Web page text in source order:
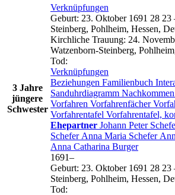
3 Jahre
jüngere
Schwester
Verknüpfungen
Geburt: 23. Oktober 1691 28 23
Steinberg, Pohlheim, Hessen,
Kirchliche Trauung: 24.
Watzenborn-Steinberg,
Tod:
Verknüpfungen
Beziehungen Familienbuch
Sanduhrdiagramm Nachkommen
Vorfahren Vorfahrenfächer
Vorfahrentafel Vorfahrentafel,
Ehepartner Johann Peter
Schefer Anna Maria Schefer
Anna Catharina Burger
1691–
Geburt: 23. Oktober 1691 28 23
Steinberg, Pohlheim, Hessen,
Tod: